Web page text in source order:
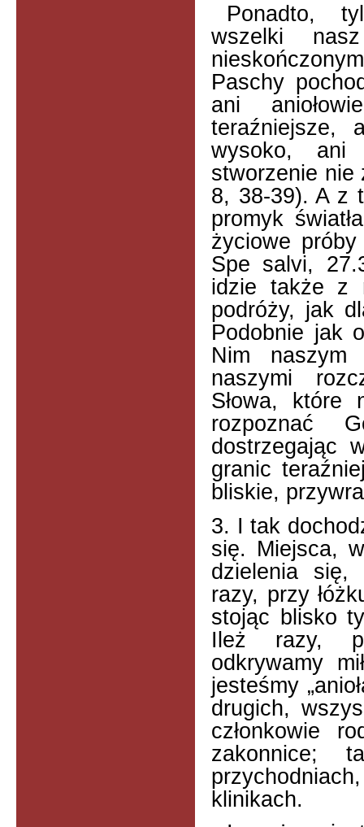
Ponadto,
wszelki
Paschy
ani
teraźniejsze,
wysoko, ani
stworzenie nie
8, 38-39). A z
promyk
życiowe
Spe salvi,
idzie także z
podróży, jak
Podobnie jak
Nim naszym
naszymi
Słowa,
rozpoznać
dostrzegając
granic
bliskie,
3. I tak
się. Miejsca,
dzielenia się,
razy, przy
stojąc blisko
Ileż razy,
odkrywamy
jesteśmy
drugich,
członkowie
zakonnice;
klinikach.